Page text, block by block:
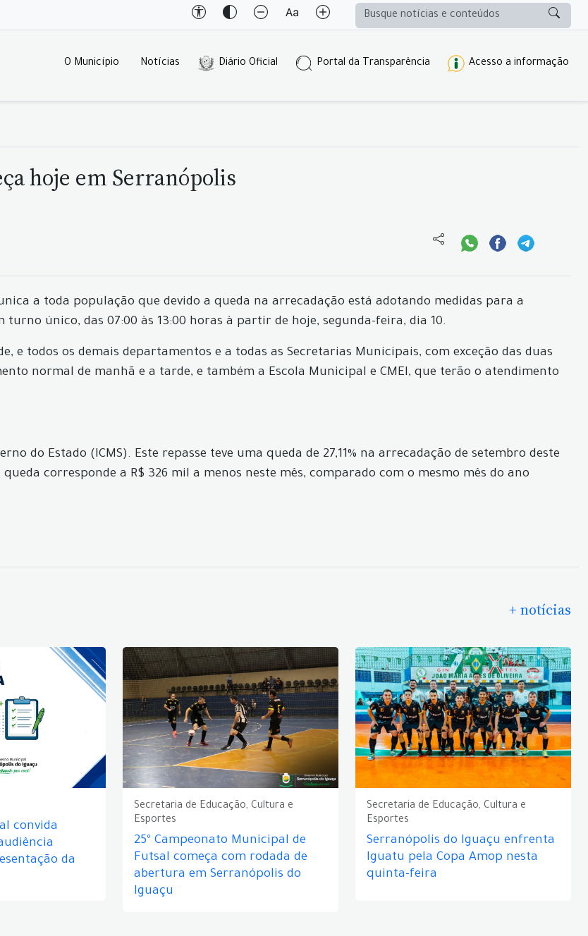
O Município Notícias Diário Oficial Portal da Transparência Acesso a informação
hoje em Serranópolis
a toda população que devido a queda na arrecadação está adotando medidas para a
único, das 07:00 às 13:00 horas à partir de hoje, segunda-feira, dia 10.
e todos os demais departamentos e a todas as Secretarias Municipais, com exceção das duas
normal de manhã e a tarde, e também a Escola Municipal e CMEI, que terão o atendimento
do Estado (ICMS). Este repasse teve uma queda de 27,11% na arrecadação de setembro deste
corresponde a R$ 326 mil a menos neste mês, comparado com o mesmo mês do ano
+ notícias
convida
da
Secretaria de Educação, Cultura e
Esportes
25º Campeonato Municipal de
Futsal começa com rodada de
abertura em Serranópolis do
Iguaçu
Secretaria de Educação, Cultura e
Esportes
Serranópolis do Iguaçu enfrenta
Iguatu pela Copa Amop nesta
quinta-feira